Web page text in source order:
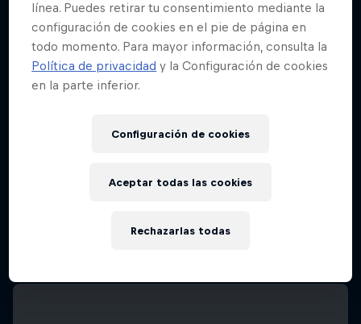
línea. Puedes retirar tu consentimiento mediante la
configuración de cookies en el pie de página en
todo momento. Para mayor información, consulta la
Política de privacidad y la Configuración de cookies
en la parte inferior.
Configuración de cookies
Rechazarlas todas
Aceptar todas las cookies